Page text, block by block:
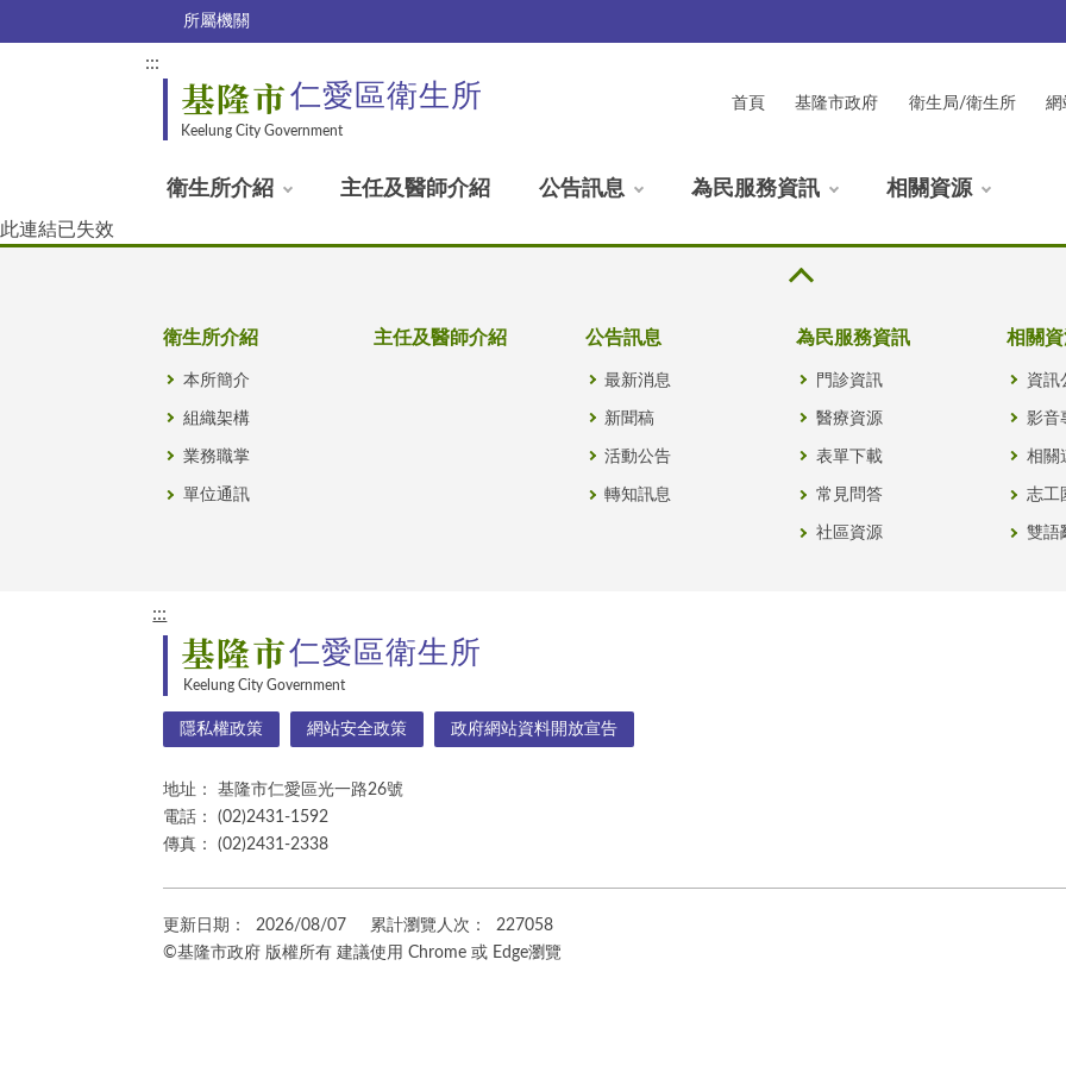
所屬機關
:::
基隆市仁愛區衛生所
Keelung City Government
首頁 基隆市政府 衛生局/衛生所 網
衛生所介紹 主任及醫師介紹 公告訊息 為民服務資訊 相關資源
此連結已失效
衛生所介紹
本所簡介
組織架構
業務職掌
單位通訊
主任及醫師介紹 公告訊息
最新消息
新聞稿
活動公告
轉知訊息
為民服務資訊
門診資訊
醫療資源
表單下載
常見問答
社區資源
相關
資訊
影音
相關
志工
雙語
:::
基隆市仁愛區衛生所
Keelung City Government
隱私權政策 網站安全政策 政府網站資料開放宣告
地址：
基隆市仁愛區光一路26號
電話：
(02)2431-1592
傳真：
(02)2431-2338
更新日期： 2026/08/07 累計瀏覽人次：
227058
©基隆市政府 版權所有 建議使用 Chrome 或 Edge瀏覽